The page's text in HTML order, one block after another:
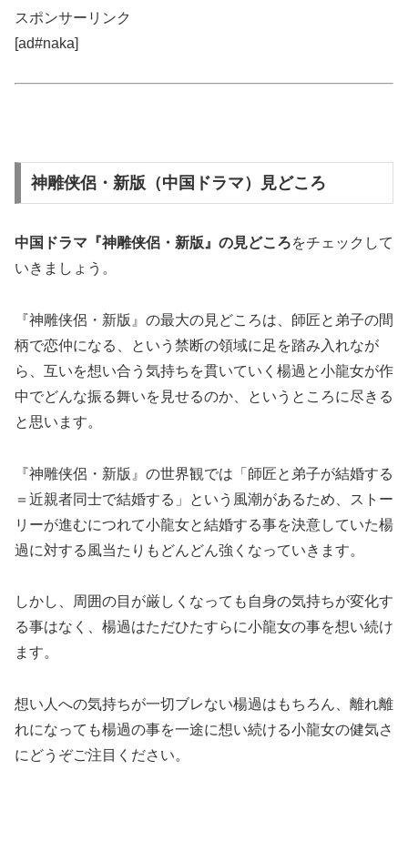
スポンサーリンク
[ad#naka]
神雕侠侶・新版（中国ドラマ）見どころ
中国ドラマ『神雕侠侶・新版』の見どころをチェックして
いきましょう。
『神雕侠侶・新版』の最大の見どころは、師匠と弟子の間
柄で恋仲になる、という禁断の領域に足を踏み入れなが
ら、互いを想い合う気持ちを貫いていく楊過と小龍女が作
中でどんな振る舞いを見せるのか、というところに尽きる
と思います。
『神雕侠侶・新版』の世界観では「師匠と弟子が結婚する
＝近親者同士で結婚する」という風潮があるため、ストー
リーが進むにつれて小龍女と結婚する事を決意していた楊
過に対する風当たりもどんどん強くなっていきます。
しかし、周囲の目が厳しくなっても自身の気持ちが変化す
る事はなく、楊過はただひたすらに小龍女の事を想い続け
ます。
想い人への気持ちが一切ブレない楊過はもちろん、離れ離
れになっても楊過の事を一途に想い続ける小龍女の健気さ
にどうぞご注目ください。